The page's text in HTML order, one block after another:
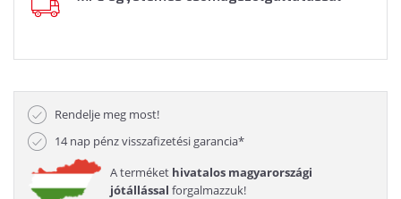
Rendelje meg most!
14 nap pénz visszafizetési garancia*
A terméket hivatalos magyarországi
jótállással forgalmazzuk!